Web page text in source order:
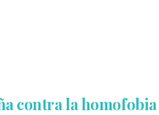
contra la homofobia